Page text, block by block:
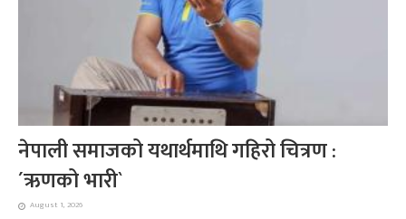
नेपाली समाजको यथार्थमाथि गहिरो चित्रण :
´ऋणको भारी`
August 1, 2026